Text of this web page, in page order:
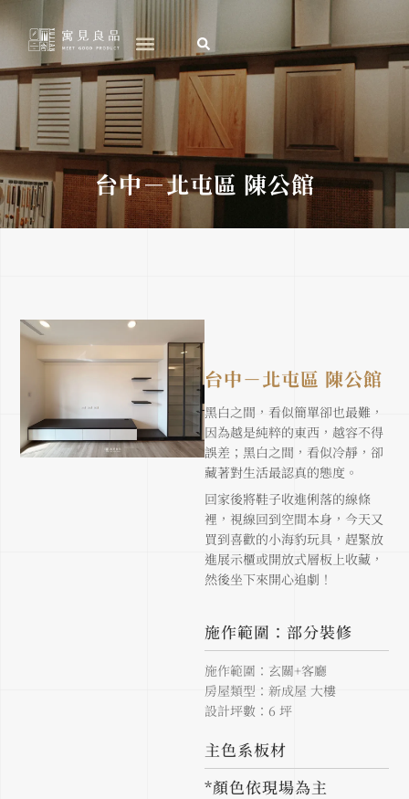
至
要
台中－北屯區 陳公館
台中－北屯區 陳公館
黑白之間，看似簡單卻也最難，
因為越是純粹的東西，越容不得
誤差；黑白之間，看似冷靜，卻
藏著對生活最認真的態度。
回家後將鞋子收進俐落的線條
裡，視線回到空間本身，今天又
買到喜歡的小海豹玩具，趕緊放
進展示櫃或開放式層板上收藏，
然後坐下來開心追劇！
施作範圍：部分裝修
施作範圍：玄關+客廳
房屋類型：新成屋 大樓
設計坪數：6 坪
主色系板材
*顏色依現場為主